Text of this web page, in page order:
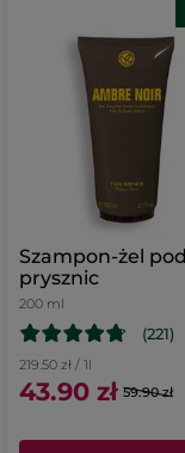
Szampon-żel pod
prysznic
200 ml
(221)
219.50 zł / 1l
43.90 zł 59.90 zł